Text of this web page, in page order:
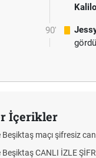
90'
gördü
İçerikler
maçı şifresiz
CANLI İZLE